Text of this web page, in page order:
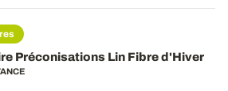
Préconisations Lin Fibre d'Hiver